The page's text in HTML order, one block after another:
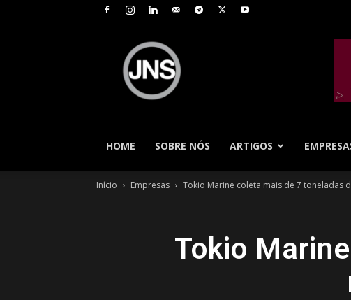
HOME
SOBRE NÓS ARTIGOS
Início Empresas Tokio Marine coleta mais de 7 toneladas
Tokio